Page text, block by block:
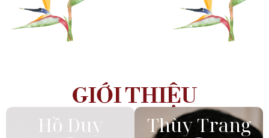
GIỚI THIỆU
Hồ Duy Thùy Trang